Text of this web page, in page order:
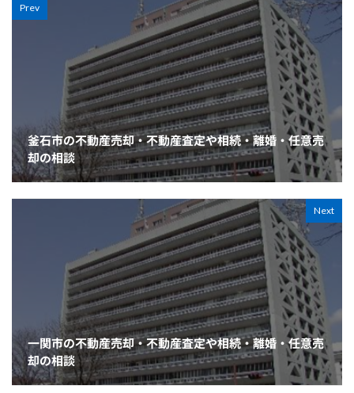
Prev
釜石市の不動産売却・不動産査定や相続・離婚・任意売
却の相談
Next
一関市の不動産売却・不動産査定や相続・離婚・任意売
却の相談